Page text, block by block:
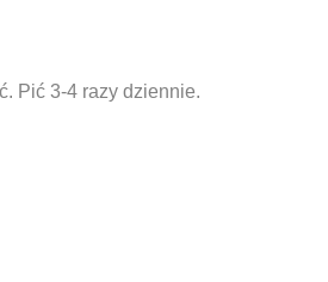
Pić 3-4 razy dziennie.